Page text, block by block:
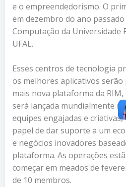
e o empreendedorismo. O
em dezembro do ano
Computação da Universidade
UFAL.
Esses centros de tecnologia
os melhores aplicativos
mais nova plataforma da
será lançada mundialmente
equipes engajadas e
papel de dar suporte a um
e negócios inovadores
plataforma. As operações
começar em meados de
de 10 membros.